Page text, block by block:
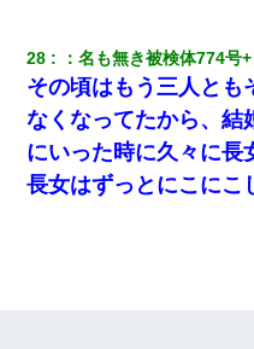
28 ：名も無き被検体774号+
その頃はもう三人とも
なくなってたから、結
にいった時に久々に長
長女はずっとにこにこ